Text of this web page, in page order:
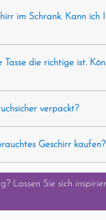
im Schrank. Kann ich
Tasse die richtige ist.
verpackt?
Geschirr kaufen?
Lassen Sie sich